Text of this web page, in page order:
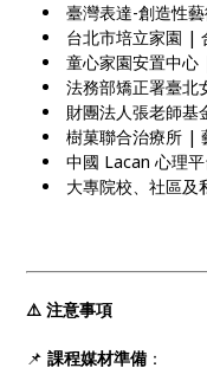
臺灣表達-創造性
台北市培立家園 |
童心家園安置中
法務部矯正署臺
財團法人張老師
樹菓聯合治療所 |
中國 Lacan 心理
大專院校、社區
⚠️ 注意事項
📌課程媒材準備 ：